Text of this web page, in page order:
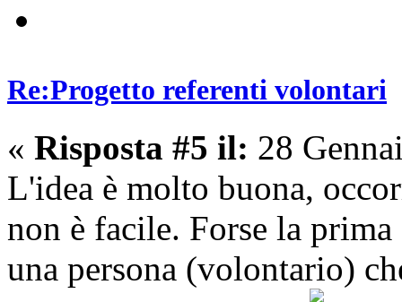
Re:Progetto referenti volontari
« Risposta #5 il: 28
L'idea è molto buona,
non è facile. Forse la
una persona (volontario)